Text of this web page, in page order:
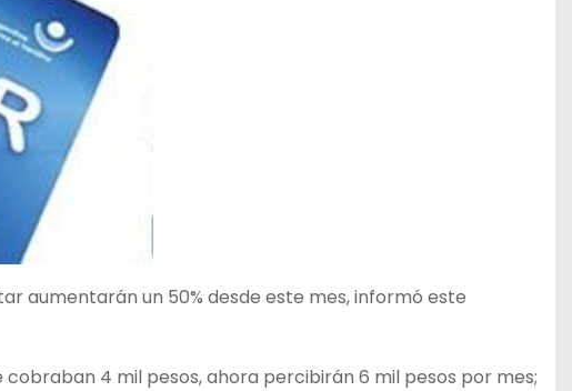
aumentarán un 50% desde este mes, informó este
4 mil pesos, ahora percibirán 6 mil pesos por mes;